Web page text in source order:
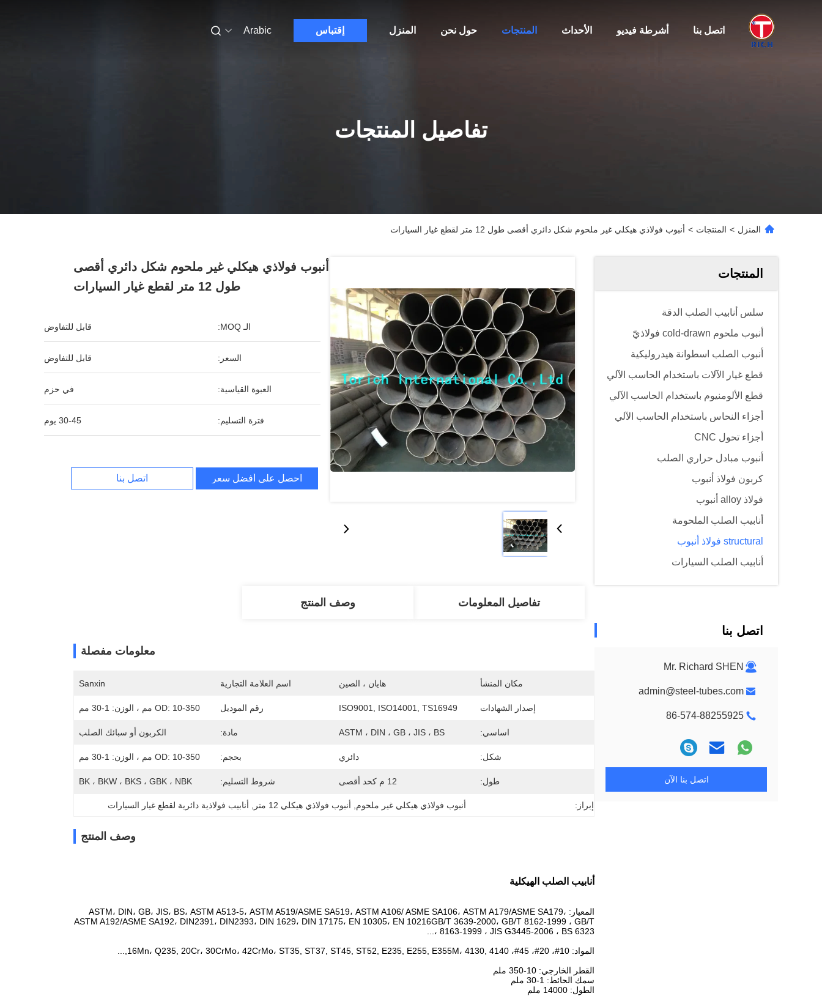
المنزل حول نحن المنتجات الأحداث أشرطة فيديو اتصل بنا إقتباس Arabic
تفاصيل المنتجات
المنزل > المنتجات > أنبوب فولاذي هيكلي غير ملحوم شكل دائري أقصى طول 12 متر لقطع غيار السيارات
المنتجات
سلس أنابيب الصلب الدقة
أنبوب ملحوم cold-drawn فولاذيّ
أنبوب الصلب اسطوانة هيدروليكية
قطع غيار الآلات باستخدام الحاسب الآلي
قطع الألومنيوم باستخدام الحاسب الآلي
أجزاء النحاس باستخدام الحاسب الآلي
أجزاء تحول CNC
أنبوب مبادل حراري الصلب
كربون فولاذ أنبوب
فولاذ alloy أنبوب
أنابيب الصلب الملحومة
structural فولاذ أنبوب
أنابيب الصلب السيارات
اتصل بنا
Mr. Richard SHEN
admin@steel-tubes.com
86-574-88255925
اتصل بنا الآن
أنبوب فولاذي هيكلي غير ملحوم شكل دائري أقصى
طول 12 متر لقطع غيار السيارات
الـ MOQ: قابل للتفاوض
السعر: قابل للتفاوض
العبوة القياسية: في حزم
فترة التسليم: 30-45 يوم
احصل على أفضل سعر اتصل بنا
تفاصيل المعلومات وصف المنتج
معلومات مفصلة
مكان المنشأ هايان ، الصين اسم العلامة التجارية Sanxin
إصدار الشهادات ISO9001, ISO14001, TS16949 رقم الموديل OD: 10-350 مم ، الوزن: 1-30 مم
اساسي: ASTM ، DIN ، GB ، JIS ، BS مادة: الكربون أو سبائك الصلب
شكل: دائري بحجم: OD: 10-350 مم ، الوزن: 1-30 مم
طول: 12 م كحد أقصى شروط التسليم: BK ، BKW ، BKS ، GBK ، NBK
إبراز: أنبوب فولاذي هيكلي غير ملحوم أنبوب فولاذي هيكلي 12 متر أنابيب فولاذية دائرية لقطع غيار السيارات
وصف المنتج
أنابيب الصلب الهيكلية
المعيار: ASTM، DIN، GB، JIS، BS، ASTM A513-5، ASTM A519/ASME SA519، ASTM A106/ ASME SA106، ASTM A179/ASME SA179،
ASTM A192/ASME SA192، DIN2391، DIN2393، DIN 1629، DIN 17175، EN 10305، EN 10216GB/T 3639-2000، GB/T 8162-1999 ، GB/T
8163-1999 ، JIS G3445-2006 ، BS 6323 ،...
المواد: 10#، 20#، 45#، 16Mn، Q235, 20Cr، 30CrMo، 42CrMo، ST35, ST37, ST45, ST52, E235, E255, E355M، 4130, 4140,...
القطر الخارجي: 10-350 ملم
سمك الحائط: 1-30 ملم
الطول: 14000 ملم